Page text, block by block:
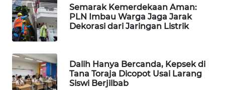
Semarak Kemerdekaan Aman:
PLN Imbau Warga Jaga Jarak
Dekorasi dari Jaringan Listrik
Dalih Hanya Bercanda, Kepsek di
Tana Toraja Dicopot Usai Larang
Siswi Berjilbab
WAHANA
INFRASTRUKTUR
KONSUMEN
WAHANA